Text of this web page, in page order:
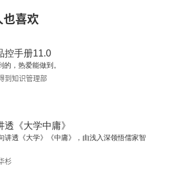
由意志人生观及其和会中西归宗
澜：现代哲学的主流
统哲学思想和唯物史观
思主义的深入研究与全面阐述
学思想的发展及其《实践论》和
也喜欢
控手册11.0
的，热爱能做到。
到知识管理部
透《大学中庸》
讲透《大学》《中庸》，由浅入深领悟儒家智
杉